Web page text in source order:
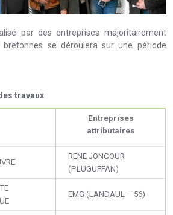
par des entreprises majoritairement
se déroulera sur une période
travaux
Entreprises
attributaires
RENE JONCOUR
(PLUGUFFAN)
EMG (LANDAUL – 56)